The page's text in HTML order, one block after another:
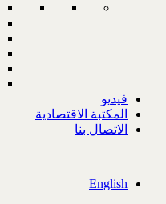
فيديو
المكتبة الاقتصادية
الاتصال بنا
English